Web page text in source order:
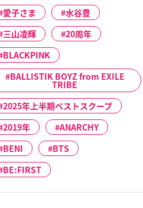
愛子さま
水谷豊
三山凌輝
20周年
BLACKPINK
BALLISTIK BOYZ from EXILE
TRIBE
2025年上半期ベストスクープ
2019年
ANARCHY
BENI
BTS
BE:FIRST